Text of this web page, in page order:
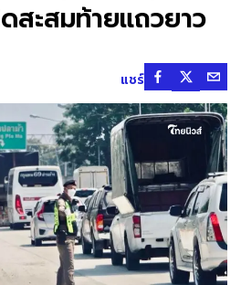
สะสมท้ายแถวยาว
แชร์